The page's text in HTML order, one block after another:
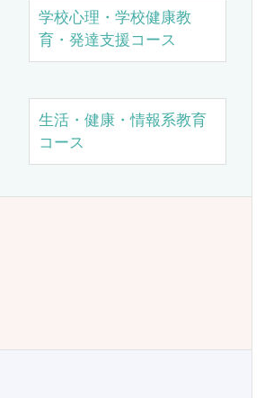
学校心理・学校健康教
育・発達支援コース
生活・健康・情報系教育
コース